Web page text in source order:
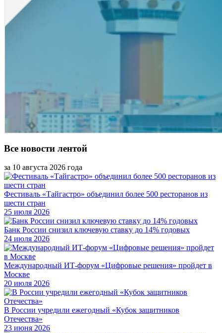
Все новости лентой
за 10 августа 2026 года
Фестиваль «Тайгастро» объединил более 500 ресторанов из
шести стран
25 июля 2026
Банк России снизил ключевую ставку до 14% годовых
24 июля 2026
Международный ИТ-форум «Цифровые решения» пройдет в
Москве
20 июля 2026
В России учредили ежегодный «Кубок защитников
Отечества»
23 июня 2026